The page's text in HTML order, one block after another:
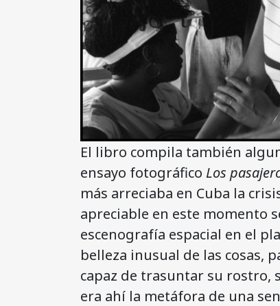
El libro compila también
ensayo fotográfico Los
más arreciaba en Cuba la
apreciable en este momento
escenografía espacial en el
belleza inusual de las cosas,
capaz de trasuntar su rostro,
era ahí la metáfora de una